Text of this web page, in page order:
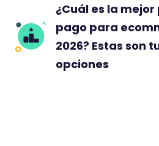
¿Cuál es la
pago para
2026? Estas son
opciones